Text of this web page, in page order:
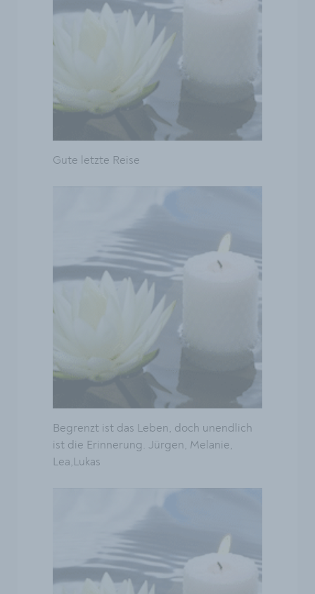
Gute letzte Reise
Begrenzt ist das Leben, doch unendlich
ist die Erinnerung. Jürgen, Melanie,
Lea,Lukas